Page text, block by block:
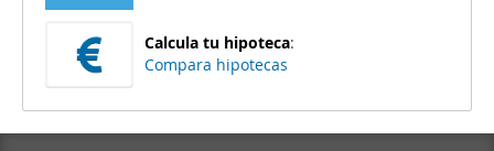
Calcula tu hipoteca:
Compara hipotecas